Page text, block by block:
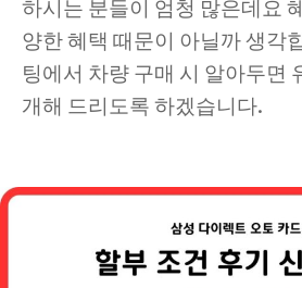
하시는 분들이 엄청 많은데요
양한 혜택 때문이 아닐까 생각
팅에서 차량 구매 시 알아두면
개해 드리도록 하겠습니다.